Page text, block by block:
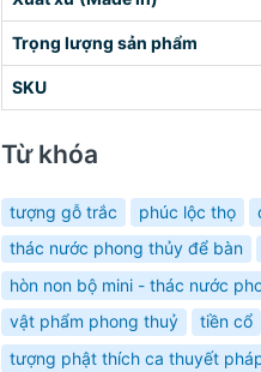
Trọng lượng sản phẩm
SKU
Từ khóa
tượng gỗ trắc phúc lộc thọ
thác nước phong thủy để bàn
hòn non bộ mini - thác nước
vật phẩm phong thuỷ
tiền cổ
tượng phật thích ca thuyết